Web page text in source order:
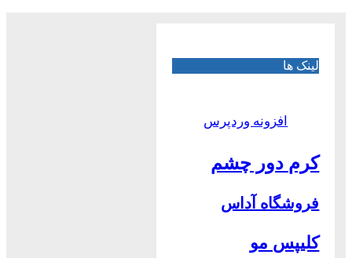
لینک ها
افزونه وردپرس
کرم دور چشم
فروشگاه آداس
کلیپس مو